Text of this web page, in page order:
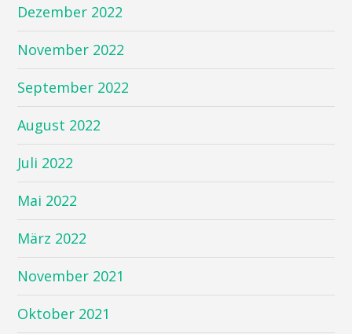
Dezember 2022
November 2022
September 2022
August 2022
Juli 2022
Mai 2022
März 2022
November 2021
Oktober 2021